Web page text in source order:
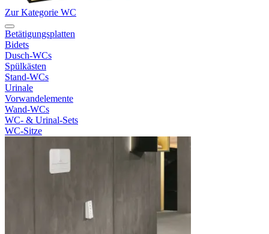
Zur Kategorie WC
Betätigungsplatten
Bidets
Dusch-WCs
Spülkästen
Stand-WCs
Urinale
Vorwandelemente
Wand-WCs
WC- & Urinal-Sets
WC-Sitze